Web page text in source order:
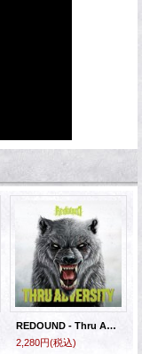
REDOUND - Thru Adversity [CD]
2,280円(税込)